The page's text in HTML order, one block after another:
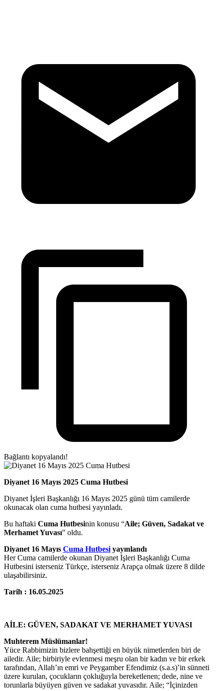
Bağlantı kopyalandı!
Diyanet 16 Mayıs 2025 Cuma Hutbesi
Diyanet İşleri Başkanlığı 16 Mayıs 2025 günü tüm camilerde
okunacak olan cuma hutbesi yayınladı.
Bu haftaki Cuma Hutbesinin konusu “Aile; Güven, Sadakat ve
Merhamet Yuvası” oldu.
Diyanet 16 Mayıs Cuma Hutbesi yayınlandı
Her Cuma camilerde okunan Diyanet İşleri Başkanlığı Cuma
Hutbesini isterseniz Türkçe, isterseniz Arapça olmak üzere 8 dilde
ulaşabilirsiniz.
Tarih : 16.05.2025
AİLE: GÜVEN, SADAKAT VE MERHAMET YUVASI
Muhterem Müslümanlar!
Yüce Rabbimizin bizlere bahşettiği en büyük nimetlerden biri de
ailedir. Aile; birbiriyle evlenmesi meşru olan bir kadın ve bir erkek
tarafından, Allah’ın emri ve Peygamber Efendimiz (s.a.s)’in sünneti
üzere kurulan, çocukların çokluğuyla bereketlenen; dede, nine ve
torunlarla büyüyen güven ve sadakat yuvasıdır. Aile; “İçinizden